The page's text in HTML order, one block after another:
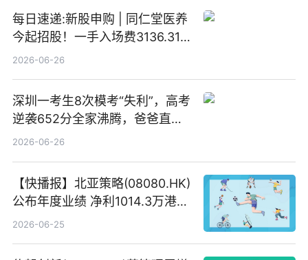
每日速递:新股申购 | 同仁堂医养
今起招股！一手入场费3136.31
港元
2026-06-26
深圳一考生8次模考“失利”，高考
逆袭652分全家沸腾，爸爸直呼
“没查错吧” 焦点简讯
2026-06-26
【快播报】北亚策略(08080.HK)
公布年度业绩 净利1014.3万港元
同比扭亏为盈
2026-06-25